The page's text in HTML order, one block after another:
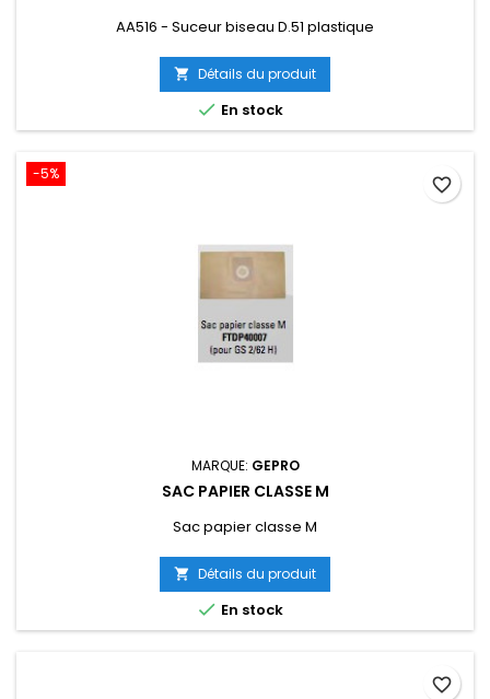
AA516 - Suceur biseau D.51 plastique
 Détails du produit
 En stock
-5%
MARQUE: GEPRO
SAC PAPIER CLASSE M
Sac papier classe M
 Détails du produit
 En stock
favorite_border
favorite_border